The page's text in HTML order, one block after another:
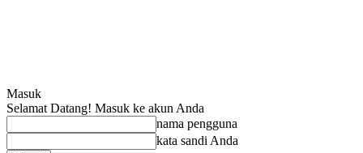
Masuk
Selamat Datang! Masuk ke akun Anda
nama pengguna
kata sandi Anda